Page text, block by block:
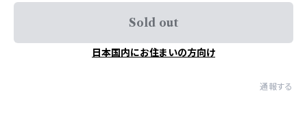
Sold out
日本国内にお住まいの方向け
通報する